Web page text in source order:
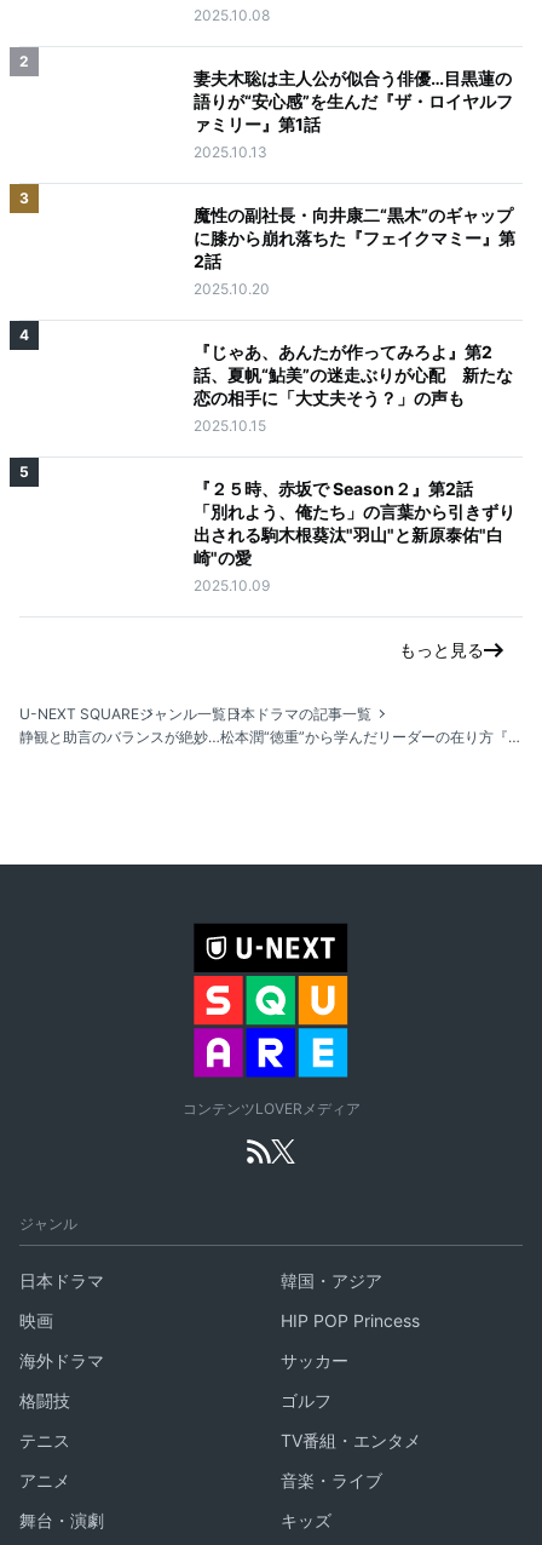
2025.10.08
2
妻夫木聡は主人公が似合う俳優…目黒蓮の
語りが“安心感”を生んだ『ザ・ロイヤルフ
ァミリー』第1話
2025.10.13
3
魔性の副社長・向井康二“黒木”のギャップ
に膝から崩れ落ちた『フェイクマミー』第
2話
2025.10.20
4
『じゃあ、あんたが作ってみろよ』第2
話、夏帆“鮎美”の迷走ぶりが心配 新たな
恋の相手に「大丈夫そう？」の声も
2025.10.15
5
『２５時、赤坂で Season２』第2話
「別れよう、俺たち」の言葉から引きずり
出される駒木根葵汰"羽山"と新原泰佑"白
崎"の愛
2025.10.09
もっと見る
U-NEXT SQUAREジャンル一覧日本ドラマの記事一覧
静観と助言のバランスが絶妙…松本潤“徳重”から学んだリーダーの在り方『19番目のカルテ』第4話
コンテンツLOVERメディア
ジャンル
日本ドラマ
韓国・アジア
映画
HIP POP Princess
海外ドラマ
サッカー
格闘技
ゴルフ
テニス
TV番組・エンタメ
アニメ
音楽・ライブ
舞台・演劇
キッズ